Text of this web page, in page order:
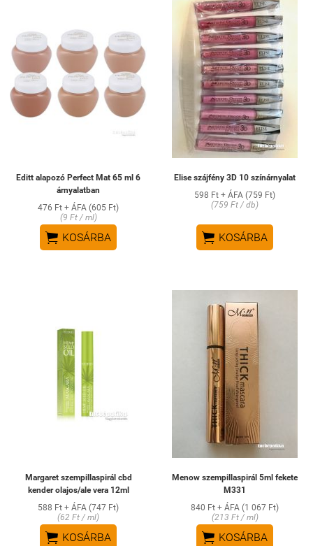
Editt alapozó Perfect Mat 65 ml 6
árnyalatban
476 Ft + ÁFA (605 Ft)
(9 Ft / ml)
 KOSÁRBA
Elise szájfény 3D 10 színárnyalat
598 Ft + ÁFA (759 Ft)
(759 Ft / db)
 KOSÁRBA
Margaret szempillaspirál cbd
kender olajos/ale vera 12ml
588 Ft + ÁFA (747 Ft)
(62 Ft / ml)
 KOSÁRBA
Menow szempillaspirál 5ml fekete
M331
840 Ft + ÁFA (1 067 Ft)
(213 Ft / ml)
 KOSÁRBA